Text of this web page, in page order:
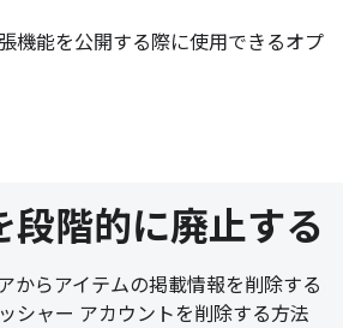
機能を公開する際に使用できるオプ
段階的に廃止する
からアイテムの掲載情報を削除する
シャー アカウントを削除する方法